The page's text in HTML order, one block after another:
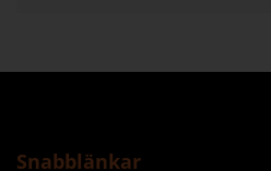
Snabblänkar